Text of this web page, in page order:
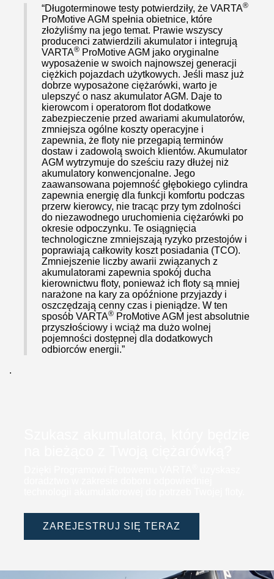
“Długoterminowe testy potwierdziły, że VARTA®
ProMotive AGM spełnia obietnice, które
złożyliśmy na jego temat. Prawie wszyscy
producenci zatwierdzili akumulator i integrują
VARTA® ProMotive AGM jako oryginalne
wyposażenie w swoich najnowszej generacji
ciężkich pojazdach użytkowych. Jeśli masz już
dobrze wyposażone ciężarówki, warto je
ulepszyć o nasz akumulator AGM. Daje to
kierowcom i operatorom flot dodatkowe
zabezpieczenie przed awariami akumulatorów,
zmniejsza ogólne koszty operacyjne i
zapewnia, że floty nie przegapią terminów
dostaw i zadowolą swoich klientów. Akumulator
AGM wytrzymuje do sześciu razy dłużej niż
akumulatory konwencjonalne. Jego
zaawansowana pojemność głębokiego cylindra
zapewnia energię dla funkcji komfortu podczas
przerw kierowcy, nie tracąc przy tym zdolności
do niezawodnego uruchomienia ciężarówki po
okresie odpoczynku. Te osiągnięcia
technologiczne zmniejszają ryzyko przestojów i
poprawiają całkowity koszt posiadania (TCO).
Zmniejszenie liczby awarii związanych z
akumulatorami zapewnia spokój ducha
kierownictwu floty, ponieważ ich floty są mniej
narażone na kary za opóźnione przyjazdy i
oszczędzają cenny czas i pieniądze. W ten
sposób VARTA® ProMotive AGM jest absolutnie
przyszłościowy i wciąż ma dużo wolnej
pojemności dostępnej dla dodatkowych
odbiorców energii.”
.
ZAREJESTRUJ SIĘ TERAZ